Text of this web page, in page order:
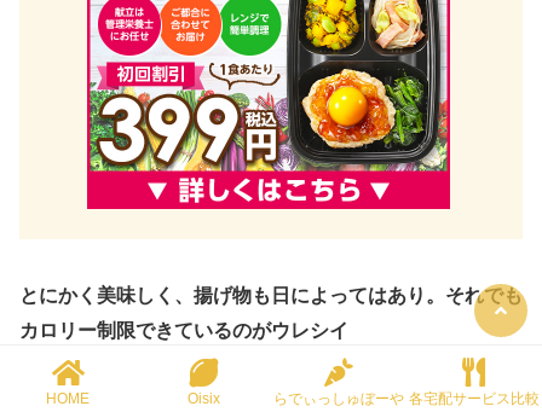
とにかく美味しく、揚げ物も日によってはあり。それでも
カロリー制限できているのがウレシイ
以下の投稿のお方は、おいしすぎて定期購入（常時10%引
HOME Oisix らでぃっしゅぼーや 各宅配サービス比較